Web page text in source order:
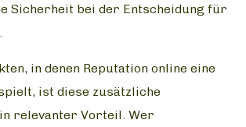
Sicherheit bei der Entscheidung für
in denen Reputation online eine
ist diese zusätzliche
relevanter Vorteil. Wer